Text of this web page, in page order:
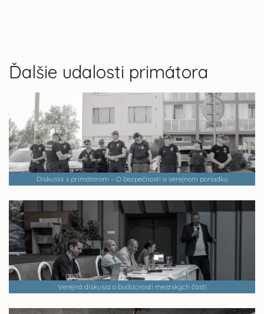
Ďalšie udalosti primátora
Diskusia s primátorom – O bezpečnosti a verejnom poriadku
Verejná diskusia o budúcnosti mestských častí